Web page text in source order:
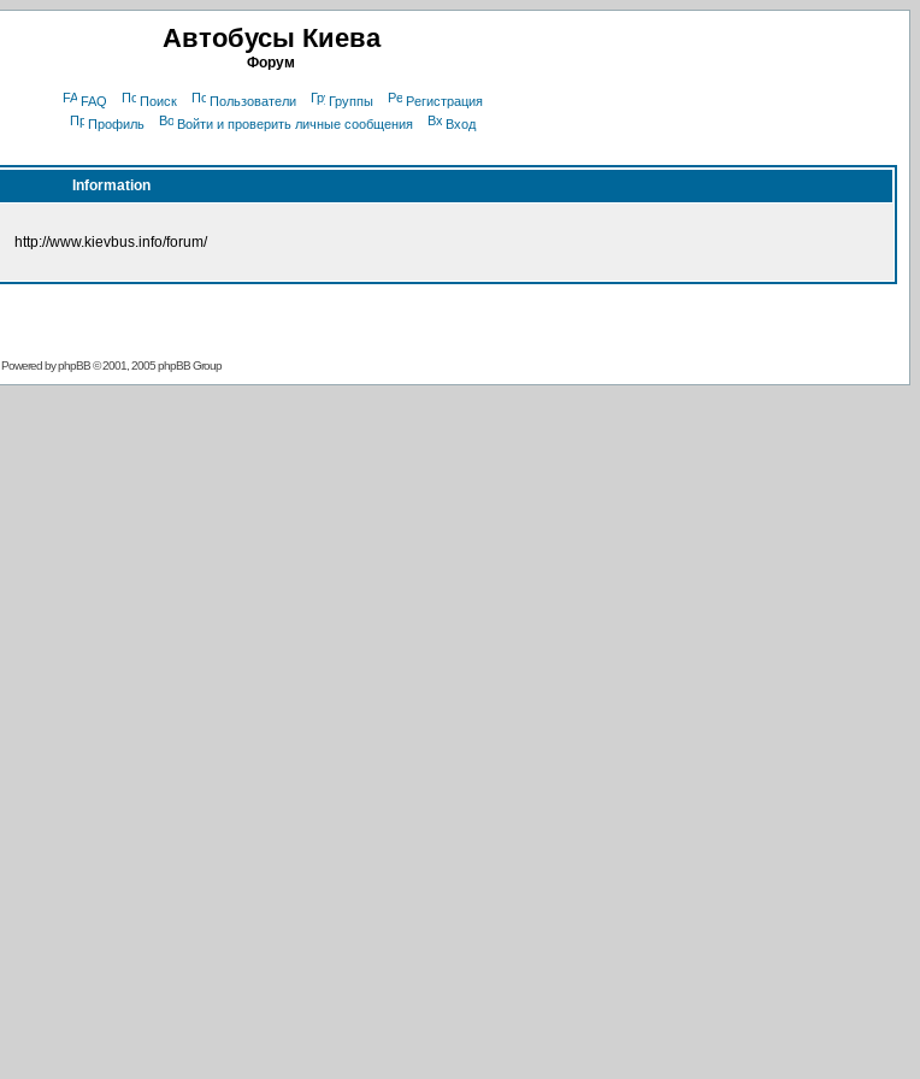
Автобусы Киева
Форум
FAQ Поиск Пользователи Группы
Регистрация
Профиль
Войти и проверить личные сообщения
Вход
Information
http://www.kievbus.info/forum/
Powered byphpBB© 2001, 2005 phpBB Group